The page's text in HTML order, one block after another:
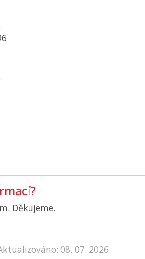
Děkujeme.
08. 07. 2026